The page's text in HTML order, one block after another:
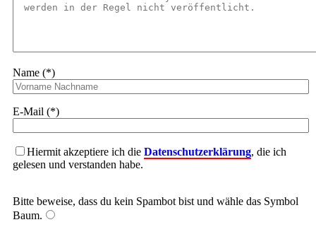
Name (*)
E-Mail (*)
Hiermit akzeptiere ich die Datenschutzerklärung, die ich
gelesen und verstanden habe.
Bitte beweise, dass du kein Spambot bist und wähle das Symbol
Baum.